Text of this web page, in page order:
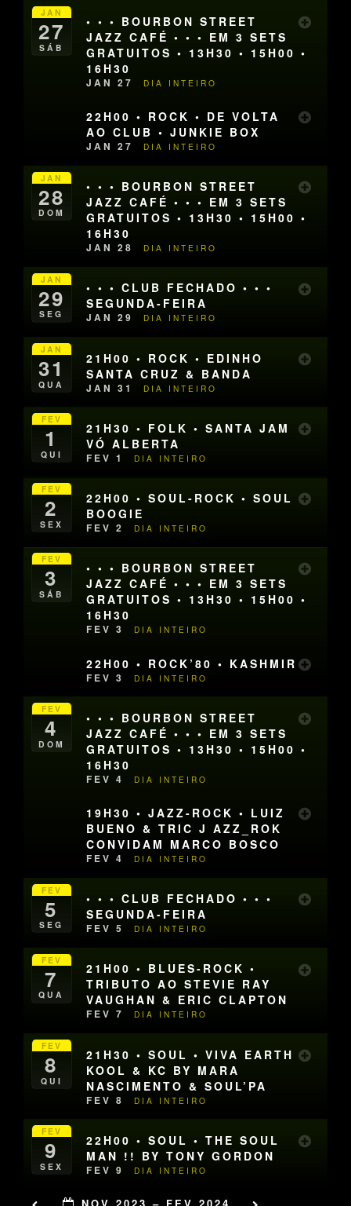
JAN
27
SÁB
• • • BOURBON STREET
JAZZ CAFÉ • • • EM 3 SETS
GRATUITOS • 13H30 • 15H00 •
16H30
JAN 27 DIA INTEIRO
22H00 • ROCK • DE VOLTA
AO CLUB • JUNKIE BOX
JAN 27 DIA INTEIRO
JAN
28
DOM
• • • BOURBON STREET
JAZZ CAFÉ • • • EM 3 SETS
GRATUITOS • 13H30 • 15H00 •
16H30
JAN 28 DIA INTEIRO
JAN
29
SEG
• • • CLUB FECHADO • • •
SEGUNDA-FEIRA
JAN 29 DIA INTEIRO
JAN
31
QUA
21H00 • ROCK • EDINHO
SANTA CRUZ & BANDA
JAN 31 DIA INTEIRO
FEV
1
QUI
21H30 • FOLK • SANTA JAM
VÓ ALBERTA
FEV 1 DIA INTEIRO
FEV
2
SEX
22H00 • SOUL-ROCK • SOUL
BOOGIE
FEV 2 DIA INTEIRO
FEV
3
SÁB
• • • BOURBON STREET
JAZZ CAFÉ • • • EM 3 SETS
GRATUITOS • 13H30 • 15H00 •
16H30
FEV 3 DIA INTEIRO
22H00 • ROCK’80 • KASHMIR
FEV 3 DIA INTEIRO
FEV
4
DOM
• • • BOURBON STREET
JAZZ CAFÉ • • • EM 3 SETS
GRATUITOS • 13H30 • 15H00 •
16H30
FEV 4 DIA INTEIRO
19H30 • JAZZ-ROCK • LUIZ
BUENO & TRIC J AZZ_ROK
CONVIDAM MARCO BOSCO
FEV 4 DIA INTEIRO
FEV
5
SEG
• • • CLUB FECHADO • • •
SEGUNDA-FEIRA
FEV 5 DIA INTEIRO
FEV
7
QUA
21H00 • BLUES-ROCK •
TRIBUTO AO STEVIE RAY
VAUGHAN & ERIC CLAPTON
FEV 7 DIA INTEIRO
FEV
8
QUI
21H30 • SOUL • VIVA EARTH
KOOL & KC BY MARA
NASCIMENTO & SOUL’PA
FEV 8 DIA INTEIRO
FEV
9
SEX
22H00 • SOUL • THE SOUL
MAN !! BY TONY GORDON
FEV 9 DIA INTEIRO